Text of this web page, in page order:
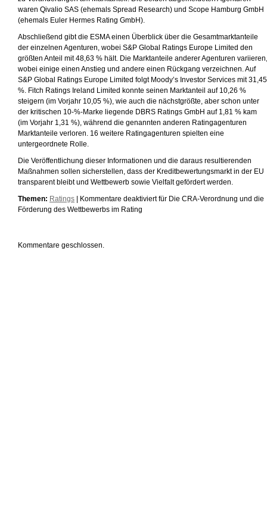
waren Qivalio SAS (ehemals Spread Research) und Scope Hamburg GmbH
(ehemals Euler Hermes Rating GmbH).
Abschließend gibt die ESMA einen Überblick über die Gesamtmarktanteile
der einzelnen Agenturen, wobei S&P Global Ratings Europe Limited den
größten Anteil mit 48,63 % hält. Die Marktanteile anderer Agenturen variieren,
wobei einige einen Anstieg und andere einen Rückgang verzeichnen. Auf
S&P Global Ratings Europe Limited folgt Moody’s Investor Services mit 31,45
%. Fitch Ratings Ireland Limited konnte seinen Marktanteil auf 10,26 %
steigern (im Vorjahr 10,05 %), wie auch die nächstgrößte, aber schon unter
der kritischen 10-%-Marke liegende DBRS Ratings GmbH auf 1,81 % kam
(im Vorjahr 1,31 %), während die genannten anderen Ratingagenturen
Marktanteile verloren. 16 weitere Ratingagenturen spielten eine
untergeordnete Rolle.
Die Veröffentlichung dieser Informationen und die daraus resultierenden
Maßnahmen sollen sicherstellen, dass der Kreditbewertungsmarkt in der EU
transparent bleibt und Wettbewerb sowie Vielfalt gefördert werden.
Themen: Ratings Kommentare deaktiviertfür Die CRA-Verordnung und die
Förderung des Wettbewerbs im Rating
Kommentare geschlossen.